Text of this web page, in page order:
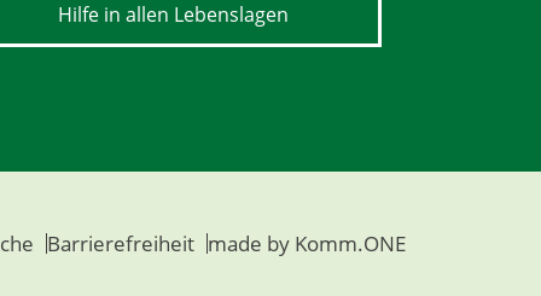
Hilfe in allen Lebenslagen
Barrierefreiheit made by Komm.ONE